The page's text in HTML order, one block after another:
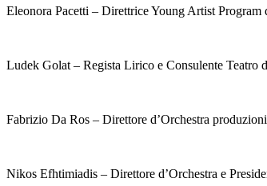
Eleonora Pacetti – Direttrice Young Artist Program
Ludek Golat – Regista Lirico e Consulente Teatro
Fabrizio Da Ros – Direttore d’Orchestra
Nikos Efhtimiadis – Direttore d’Orchestra e